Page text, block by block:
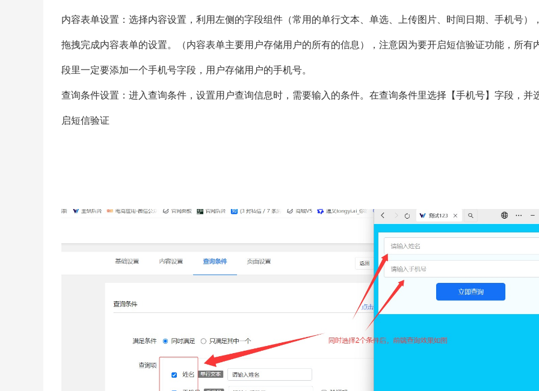
内容表单设置：选择内容设置，利用左侧的字段组件（常用的单行文本、单选、上传图片、时间日期、手机号）
拖拽完成内容表单的设置。（内容表单主要用户存储用户的所有的信息），注意因为要开启短信验证功能，所有
段里一定要添加一个手机号字段，用户存储用户的手机号。
查询条件设置：进入查询条件，设置用户查询信息时，需要输入的条件。在查询条件里选择【手机号】字段，并
启短信验证